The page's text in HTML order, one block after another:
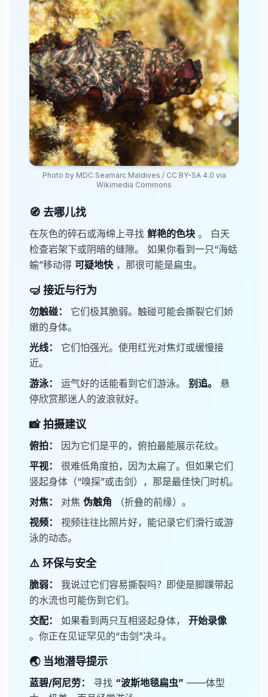
Photo by MDC Seamarc Maldives / CC BY-SA 4.0 via
Wikimedia Commons
🧭 去哪儿找
在灰色的碎石或海绵上寻找 鲜艳的色块​ 。 白天
检查岩架下或阴暗的缝隙。 如果你看到一只“海蛞
蝓”移动得 ​可疑地快​ ，那很可能是扁虫。
🤿 接近与行为
​勿触碰：
它们极其脆弱。触碰可能会撕裂它们娇
嫩的身体。
​光线：
它们怕强光。使用红光对焦灯或缓慢接
近。
​游泳：
运气好的话能看到它们游泳。 ​别追。
悬
停欣赏那迷人的波浪就好。
📸 拍摄建议
​俯拍：
因为它们是平的，俯拍最能展示花纹。
​平视：
很难低角度拍，因为太扁了。但如果它们
竖起身体（“嗅探”或击剑），那是最佳快门时机。
​对焦：
对焦 ​伪触角​ （折叠的前缘）。
​视频：
视频往往比照片好，能记录它们滑行或游
泳的动态。
⚠️ 环保与安全
​脆弱：
我说过它们容易撕裂吗？即使是脚蹼带起
的水流也可能伤到它们。
​交配：
如果看到两只互相竖起身体， ​开始录像​
。你正在见证罕见的“击剑”决斗。
🌏 当地潜导提示
​蓝碧/阿尼劳： 寻找 “波斯地毯扁虫” ——体型